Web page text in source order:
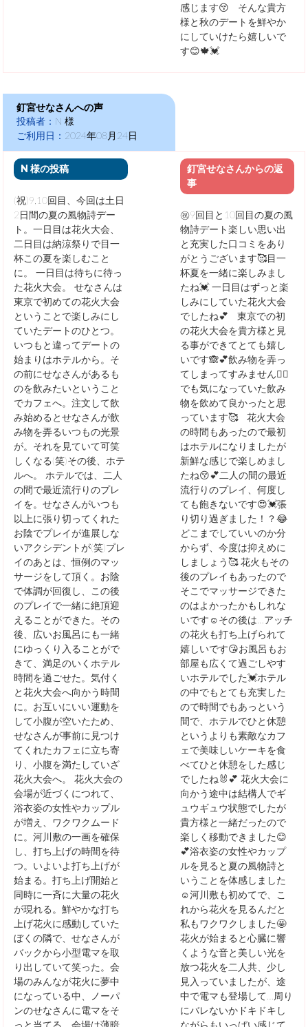
感じます😚 そんな貴方
様と秋のデートを鮮やか
にしていけたら嬉しいで
す😊🍁💓
釘宮せなさんへの声
投稿者： N 様
ご利用日： 2024年08月24日
N 様の投稿
(祝)9,10回目、今回は土日
2日間の夏の風物詩デー
ト。一日目は花火大会、
二日目は納涼祭りで目一
杯この夏を楽しむこと
に。 一日目は待ちに待っ
た花火大会。 せなさんは
東京で初めての花火大会
ということで楽しみにし
ていたデートのひとつ。
いつもと違ってデートの
始まりはホテルから。そ
の前にせなさんがあるも
のを飲みたいということ
でカフェへ。注文して飲
み始めるとせなさんが飲
み物を弄るいつもの光景
が。それを見ていて可笑
しくなる(笑)その後、ホテ
ルへ。 ホテルでは、二人
の間で最近流行りのプレ
イを。せなさんがいつも
以上に張り切ってくれた
お陰でプレイが進展しな
いアクシデントが(笑)プレ
イのあとは、恒例のマッ
サージをして頂く。お陰
で体調が回復し、この後
のプレイで一緒に絶頂迎
えることができた。その
後、広いお風呂にも一緒
にゆっくり入ることがで
きて、満足のいくホテル
時間を過ごせた。気付く
と花火大会へ向かう時間
に。お互いにいい運動を
して小腹が空いたため、
せなさんが事前に見つけ
てくれたカフェに立ち寄
り、小腹を満たしていざ
花火大会へ。 花火大会の
会場が近づくにつれて、
浴衣姿の女性やカップル
が増え、ワクワクムード
に。河川敷の一画を確保
し、打ち上げの時間を待
つ。いよいよ打ち上げが
始まる。打ち上げ開始と
同時に一斉に大量の花火
が現れる。鮮やかな打ち
上げ花火に感動していた
ぼくの隣で、せなさんが
バックから小型電マを取
り出していて笑った。会
場のみんなが花火に夢中
になっている中、ノーパ
ンのせなさんに電マをそ
釘宮せなさんからの返
事
㊗️9回目と10回目の夏の風
物詩デート楽しい思い出
と充実した口コミをあり
がとうございます🥰目一
杯夏を一緒に楽しみまし
たね💓 一日目はずっと楽
しみにしていた花火大会
でしたね💕 東京での初
の花火大会を貴方様と見
る事ができてとても嬉し
いです🙈💕飲み物を弄っ
てしまってすみません😵‍💫
でも気になっていた飲み
物を飲めて良かったと思
っています🥰 花火大会
の時間もあったので最初
はホテルになりましたが
新鮮な感じで楽しめまし
たね😚💕二人の間の最近
流行りのプレイ、何度し
ても飽きないです😍💓張
り切り過ぎました！？😂
どこまでしていいのか分
からず、今度は抑えめに
しましょう🥰 花火もその
後のプレイもあったので
そこでマッサージできた
のはよかったかもしれな
いです☺️その後は…アッチ
の花火も打ち上げられて
嬉しいです😘お風呂もお
部屋も広くて過ごしやす
いホテルでした💓ホテル
の中でもとても充実した
ので時間でもあっという
間で、ホテルでひと休憩
というよりも素敵なカフ
ェで美味しいケーキを食
べてひと休憩をした感じ
でしたね🐰💕 花火大会に
向かう途中は結構人でギ
ュウギュウ状態でしたが
貴方様と一緒だったので
楽しく移動できました😊
💕浴衣姿の女性やカップ
ルを見ると夏の風物詩と
いうことを体感しました
☺️河川敷も初めてで、こ
れから花火を見るんだと
私もワクワクしました🤩
花火が始まると心臓に響
くような音と美しい光を
放つ花火を二人共、少し
見入っていましたが、途
中で電マも登場して…周り
にバレないかドキドキし